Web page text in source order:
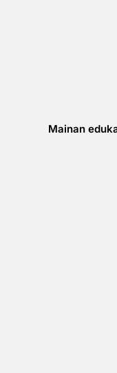
Mainan